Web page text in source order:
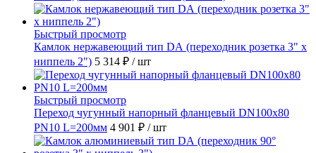
Быстрый просмотр
Камлок нержавеющий тип DА (переходник розетка 3" х
ниппель 2") 5 314 ₽ / шт
Быстрый просмотр
Переход чугунный напорный фланцевый DN100х80
PN10 L=200мм 4 901 ₽ / шт